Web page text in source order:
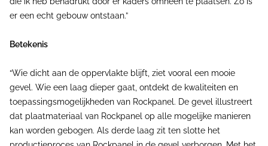
er een echt gebouw ontstaan.”
Betekenis
“Wie dicht aan de oppervlakte blijft, ziet vooral een mooie
gevel. Wie een laag dieper gaat, ontdekt de kwaliteiten en
toepassingsmogelijkheden van Rockpanel. De gevel illustreert
dat plaatmateriaal van Rockpanel op alle mogelijke manieren
kan worden gebogen. Als derde laag zit ten slotte het